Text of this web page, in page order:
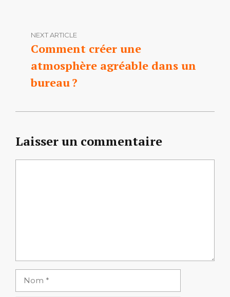
NEXT ARTICLE
Comment créer une
atmosphère agréable dans un
bureau ?
Laisser un commentaire